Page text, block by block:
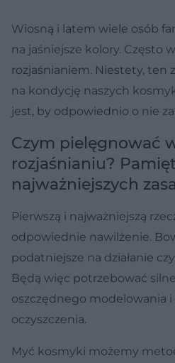
Wiosną i latem wiele osób
na jaśniejsze kolory. Często
rozjaśnianiem. Niestety, ten
na kondycję naszych
jest, by odpowiednio o nie
Czym pielęgnować
rozjaśnianiu?
najważniejszych
Pierwszą i najważniejszą
odpowiednie nawilżenie.
podatniejsze na działanie
Będą więc potrzebować
oszczędnego modelowania
oczyszczenia.
Myć kosmyki możemy